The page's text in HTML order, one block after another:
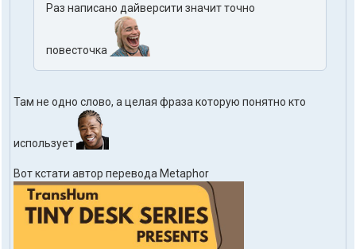
Раз написано дайверсити значит точно
повесточка
Там не одно слово, а целая фраза которую понятно кто
использует
Вот кстати автор перевода Metaphor